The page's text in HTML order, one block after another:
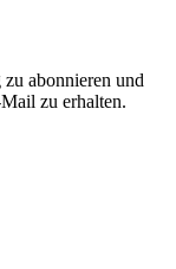
abonnieren und
zu erhalten.